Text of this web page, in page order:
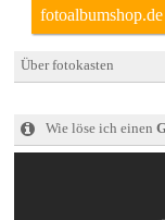
fotoalbumshop.de
Über fotokasten
Wie löse ich einen